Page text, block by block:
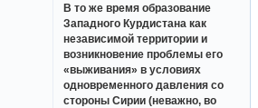
В то же время образование
Западного Курдистана как
независимой территории и
возникновение проблемы его
«выживания» в условиях
одновременного давления со
стороны Сирии (неважно, во